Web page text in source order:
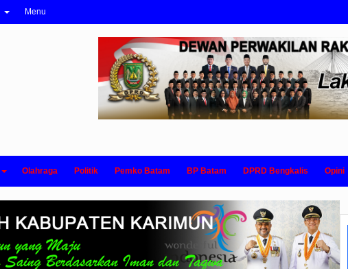
Menu
Olahraga Politik Pemko Batam BP Batam DPRD Bengkalis Opini